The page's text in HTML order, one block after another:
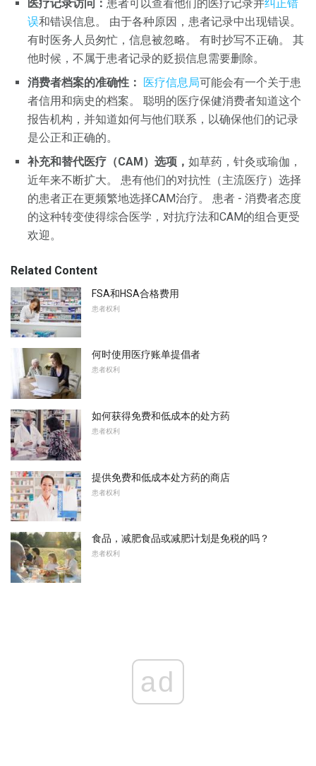
医疗记录访问： 患者可以查看他们的医疗记录并纠正错
误和错误信息。 由于各种原因，患者记录中出现错误。
有时医务人员匆忙，信息被忽略。 有时抄写不正确。 其
他时候，不属于患者记录的贬损信息需要删除。
消费者档案的准确性： 医疗信息局可能会有一个关于患
者信用和病史的档案。 聪明的医疗保健消费者知道这个
报告机构，并知道如何与他们联系，以确保他们的记录
是公正和正确的。
补充和替代医疗（CAM）选项， 如草药，针灸或瑜伽，
近年来不断扩大。 患有他们的对抗性（主流医疗）选择
的患者正在更频繁地选择CAM治疗。 患者 - 消费者态度
的这种转变使得综合医学，对抗疗法和CAM的组合更受
欢迎。
Related Content
FSA和HSA合格费用
患者权利
何时使用医疗账单提倡者
患者权利
如何获得免费和低成本的处方药
患者权利
提供免费和低成本处方药的商店
患者权利
食品，减肥食品或减肥计划是免税的吗？
患者权利
ad